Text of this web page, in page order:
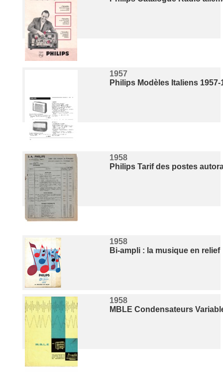
1957
Philips Modèles Italiens 1957-
1958
Philips Tarif des postes
1958
Bi-ampli : la musique en relief
1958
MBLE Condensateurs